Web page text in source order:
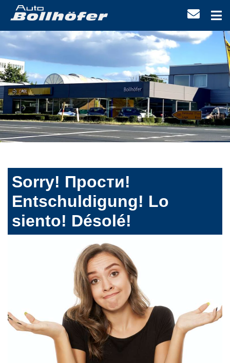
Sorry! Прости!
Entschuldigung! Lo
siento! Désolé!